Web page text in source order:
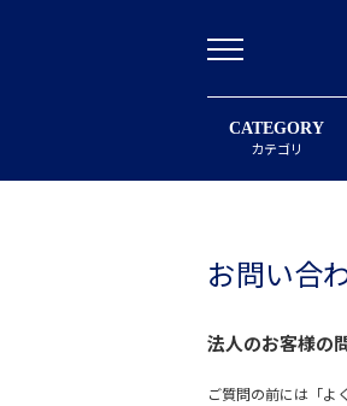
CATEGORY
カテゴリ
お問い合
法人のお客様の
ご質問の前には「よ